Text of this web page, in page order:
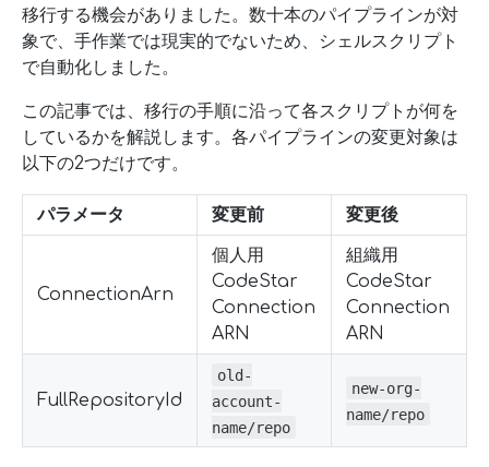
移行する機会がありました。数十本のパイプラインが対
象で、手作業では現実的でないため、シェルスクリプト
で自動化しました。
この記事では、移行の手順に沿って各スクリプトが何を
しているかを解説します。各パイプラインの変更対象は
以下の2つだけです。
パラメータ 変更前 変更後
ConnectionArn
個人用
CodeStar
Connection
ARN
組織用
CodeStar
Connection
ARN
FullRepositoryId
old-
account-
name/repo
new-org-
name/repo